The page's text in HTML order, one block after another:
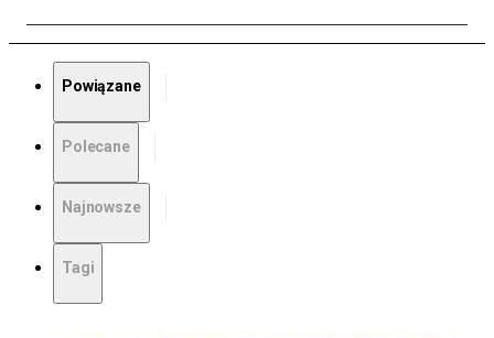
Powiązane
Polecane
Najnowsze
Tagi